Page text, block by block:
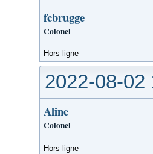
fcbrugge
Colonel
Hors ligne
2022-08-02
Aline
Colonel
Hors ligne